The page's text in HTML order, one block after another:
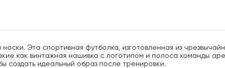
Эта спортивная футболка, изготовленная из
как винтажная нашивка с логотипом и полоса команды
создать идеальный образ после тренировки.